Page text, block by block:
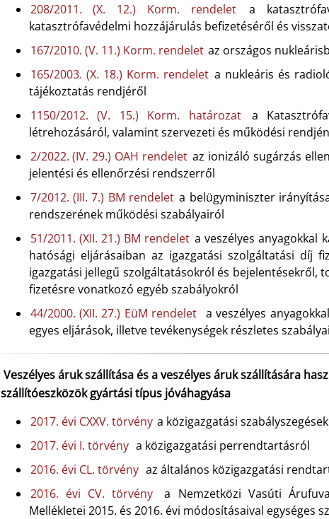
208/2011. (X. 12.) Korm. rendelet
a
katasztrófavédelmi hozzájárulás befizetéséről és
167/2010. (V. 11.) Korm. rendelet az országos
165/2003. (X. 18.) Korm. rendelet a nukleáris és
tájékoztatás rendjéről
1150/2012. (V. 15.) Korm. határozat a
létrehozásáról, valamint szervezeti és működési
2/2022. (IV. 29.) OAH rendelet az ionizáló sugárzás
jelentési és ellenőrzési rendszerről
7/2012. (III. 7.) BM rendelet a belügyminiszter
rendszerének működési szabályairól
51/2011. (XII. 21.) BM rendelet a veszélyes anyagokkal
hatósági eljárásaiban az igazgatási szolgáltatási díj
igazgatási jellegű szolgáltatásokról és
fizetésre vonatkozó egyéb szabályokról
44/2000. (XII. 27.) EüM rendelet a veszélyes
egyes eljárások, illetve tevékenységek részletes
Veszélyes áruk szállítása és a veszélyes áruk szállítására
szállítóeszközök gyártási típus jóváhagyása
2017. évi CXXV. törvény a közigazgatási
2017. évi I. törvény a közigazgatási perrendtartásról
2016. évi CL. törvény az általános közigazgatási
2016. évi CV. törvény
a Nemzetközi Vasúti
Mellékletei 2015. és 2016. évi módosításaival